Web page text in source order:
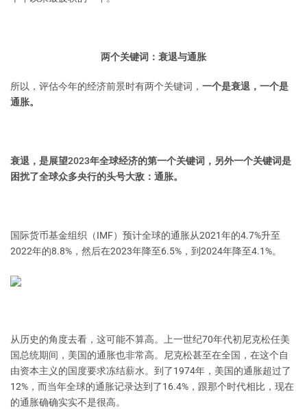
两个关键词：衰退与通胀
所以，评估今年的经济前景时有两个关键词， 一个是衰退，一个是
通胀。
衰退，是展望2023年全球经济的第一个关键词，另外一个关键词是
困扰了全球众多央行的头号大敌：通胀。
国际货币基金组织（IMF）预计全球的通胀从2021年的4.7%升至
2022年的8.8%，然后在2023年降至6.5%，到2024年降至4.1%。
从历史的角度去看，这可能不算高。上一世纪70年代初尼克松任美
国总统期间，美国的通胀也非常高。尼克松甚至在全国，在这个自
由资本主义的国度要求冻结薪水。到了1974年，美国的通胀超过了
12%，而当年全球的通胀记录达到了16.4%，跟那个时代相比，现在
的通胀确确实实不是很高。